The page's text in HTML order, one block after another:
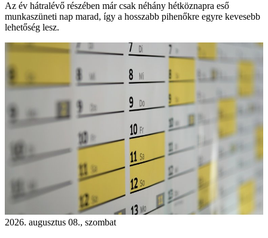
Az év hátralévő részében már csak néhány hétköznapra eső
munkaszüneti nap marad, így a hosszabb pihenőkre egyre kevesebb
lehetőség lesz.
2026. augusztus 08., szombat